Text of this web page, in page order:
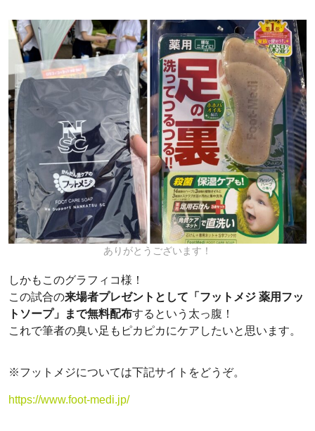
ありがとうございます！
しかもこのグラフィコ様！
この試合の来場者プレゼントとして「フットメジ 薬用フッ
トソープ」まで無料配布するという太っ腹！
これで筆者の臭い足もピカピカにケアしたいと思います。
※フットメジについては下記サイトをどうぞ。
https://www.foot-medi.jp/